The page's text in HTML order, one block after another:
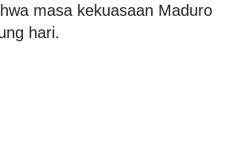
masa kekuasaan Maduro
hari.